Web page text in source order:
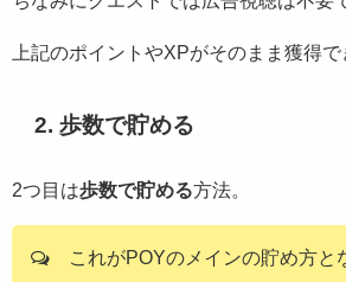
上記のポイントやXPがそのまま獲得で
2. 歩数で貯める
2つ目は歩数で貯める方法。
これがPOYのメインの貯め方と